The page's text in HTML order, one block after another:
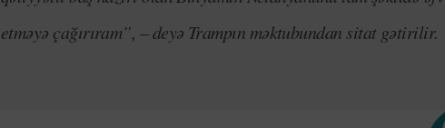
etməyə çağırıram”, – deyə Trampın məktubundan sitat gətirilir.